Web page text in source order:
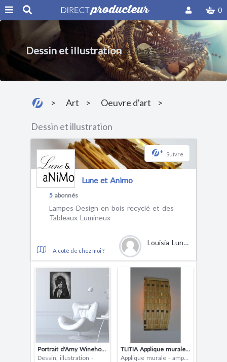
0
Dessin et illustration
Art Oeuvre d'art
Dessin et illustration
+ Suivre
Lune et Animo
5 abonnés
Lampes Design en bois recyclé et des
Tableaux Lumineux
A côté de chez moi ?
Louisia Lunet
Portrait d'Amy Winehouse
Dessin, illustration -
TLITIA Applique murale en bois de récup. Style ethnique, brut Grande applique murale en bois, tressée lames
Applique murale - ampoule(s)